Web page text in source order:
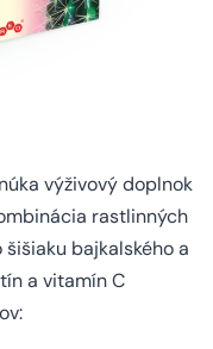
výživový doplnok
rastlinných
bajkalského a
a vitamín C